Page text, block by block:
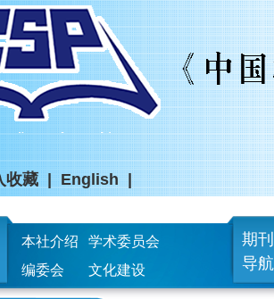
收藏 English
本社介绍
学术委员会
编委会
文化建设
期刊
导航